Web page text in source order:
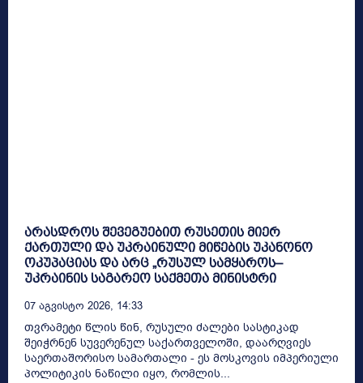
არასდროს შევეგუებით რუსეთის მიერ
ქართული და უკრაინული მიწების უკანონო
ოკუპაციას და არც „რუსულ სამყაროს–
უკრაინის საგარეო საქმეთა მინისტრი
07 Აგვისტო 2026, 14:33
თვრამეტი წლის წინ, რუსული ძალები სასტიკად
შეიჭრნენ სუვერენულ საქართველოში, დაარღვიეს
საერთაშორისო სამართალი - ეს მოსკოვის იმპერიული
პოლიტიკის ნაწილი იყო, რომლის...